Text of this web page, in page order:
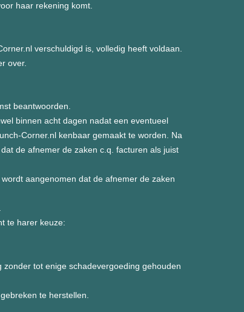
haar rekening komt.
verschuldigd is, volledig heeft voldaan.
over.
beantwoorden.
binnen acht dagen nadat een eventueel
Corner.nl kenbaar gemaakt te worden. Na
de afnemer de zaken c.q. facturen als juist
aangenomen dat de afnemer de zaken
te harer keuze:
tot enige schadevergoeding gehouden
te herstellen.